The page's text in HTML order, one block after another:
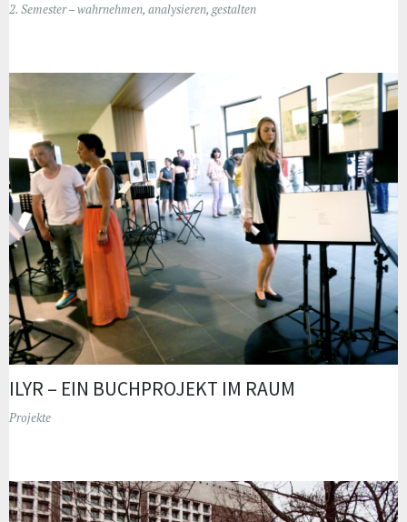
2. Semester – wahrnehmen, analysieren, gestalten
ILYR – EIN BUCHPROJEKT IM RAUM
Projekte